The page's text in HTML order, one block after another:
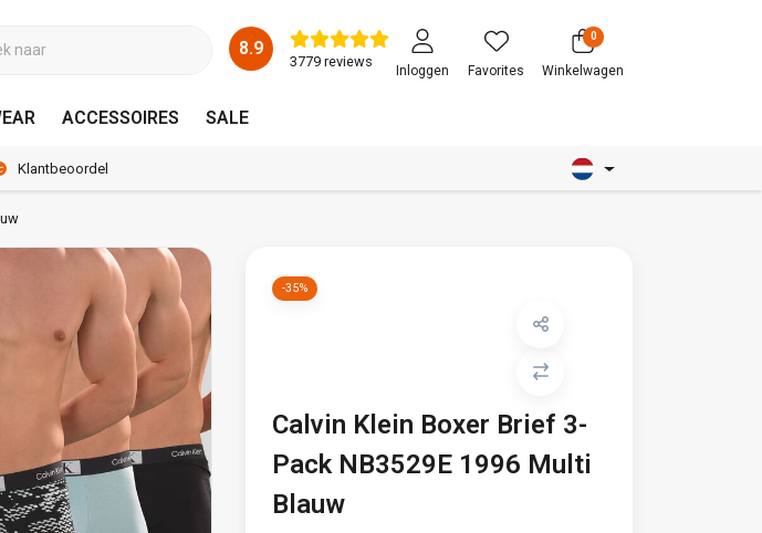
8.9
3779 reviews
Inloggen Favorites
0
Winkelwagen
ACCESSOIRES SALE
Klantbeoordeling 8.9 / 10
-35%
Calvin Klein Boxer Brief 3-
Pack NB3529E 1996 Multi
Blauw